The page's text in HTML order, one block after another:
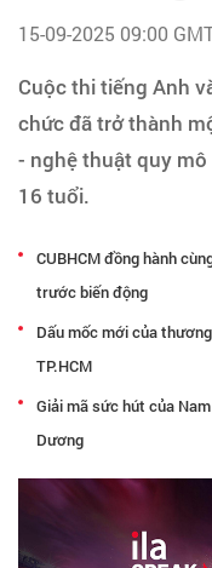
Cẩm nang việc làm
Bạn cần tuyển người
Nhà tuyển
15-09-2025 09:00
Cuộc thi tiếng Anh
chức đã trở thành
- nghệ thuật quy
16 tuổi.
CUBHCM đồng hành
trước biến động
Dấu mốc mới của
TP.HCM
Giải mã sức hút của
Dương